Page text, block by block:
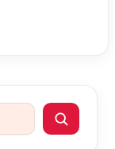
고 있다. 특히
크플로우가 사